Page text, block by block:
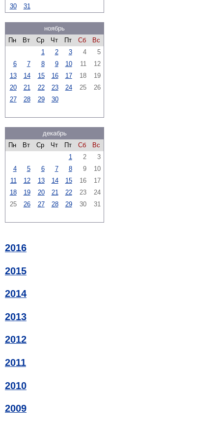
30
31
ноябрь
Пн
Вт Ср Чт Пт Сб
Вс
1
2 3 4
5
6
7 8 9 10 11
12
13
14 15 16 17 18
19
20
21 22 23 24 25
26
27
28 29 30
декабрь
Пн
Вт Ср Чт Пт Сб
Вс
1
2
3
4
5 6 7 8 9
10
11
12 13 14 15 16
17
18
19 20 21 22 23
24
25
26 27 28 29 30 31
2016
2015
2014
2013
2012
2011
2010
2009